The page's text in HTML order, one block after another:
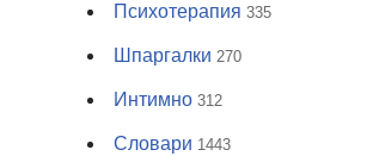
Психотерапия 335
Шпаргалки 270
Интимно 312
Словари 1443